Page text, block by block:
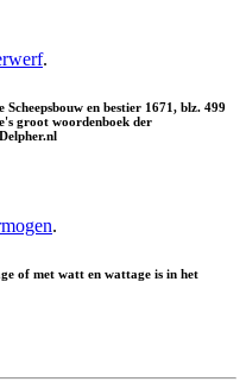
.
Scheepsbouw en bestier 1671, blz. 499
groot woordenboek der
.
of met watt en wattage is in het